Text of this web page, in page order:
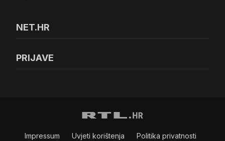
NET.HR
PRIJAVE
Impressum Uvjeti korištenja Politika privatnosti